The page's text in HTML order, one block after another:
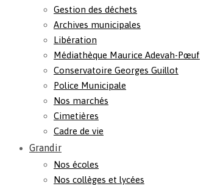
Gestion des déchets
Archives municipales
Libération
Médiathèque Maurice Adevah-Pœuf
Conservatoire Georges Guillot
Police Municipale
Nos marchés
Cimetières
Cadre de vie
Grandir
Nos écoles
Nos collèges et lycées